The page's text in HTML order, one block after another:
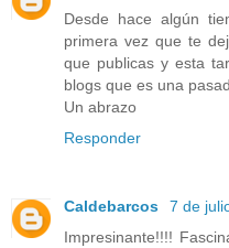
Desde hace algún
primera vez que te
que publicas y esta
blogs que es una
Un abrazo
Responder
Caldebarcos
7 de
Impresinante!!!!